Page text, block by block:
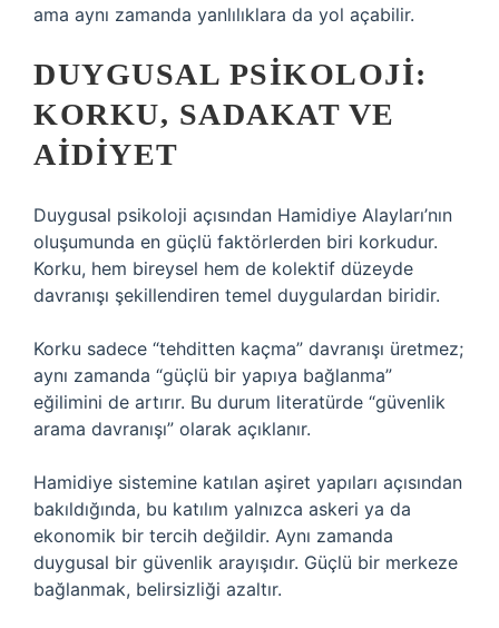
ama aynı zamanda yanlılıklara da yol açabilir.
DUYGUSAL PSIKOLOJI:
KORKU, SADAKAT VE
AIDIYET
Duygusal psikoloji açısından Hamidiye Alayları’nın
oluşumunda en güçlü faktörlerden biri korkudur.
Korku, hem bireysel hem de kolektif düzeyde
davranışı şekillendiren temel duygulardan biridir.
Korku sadece “tehditten kaçma” davranışı üretmez;
aynı zamanda “güçlü bir yapıya bağlanma”
eğilimini de artırır. Bu durum literatürde “güvenlik
arama davranışı” olarak açıklanır.
Hamidiye sistemine katılan aşiret yapıları açısından
bakıldığında, bu katılım yalnızca askeri ya da
ekonomik bir tercih değildir. Aynı zamanda
duygusal bir güvenlik arayışıdır. Güçlü bir merkeze
bağlanmak, belirsizliği azaltır.